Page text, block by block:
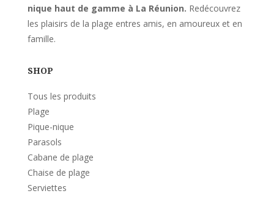
nique haut de gamme à La Réunion. Redécouvrez
les plaisirs de la plage entres amis, en amoureux et en
famille.
SHOP
Tous les produits
Plage
Pique-nique
Parasols
Cabane de plage
Chaise de plage
Serviettes